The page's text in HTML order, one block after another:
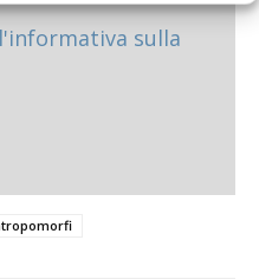
l'informativa sulla